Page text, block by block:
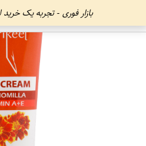
بازار فوری - تجربه یک